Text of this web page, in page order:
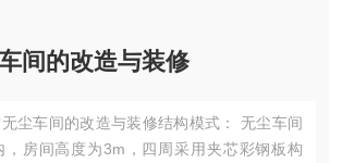
间的改造与装修
尘车间的改造与装修结构模式： 无尘车间
，房间高度为3m，四周采用夹芯彩钢板构